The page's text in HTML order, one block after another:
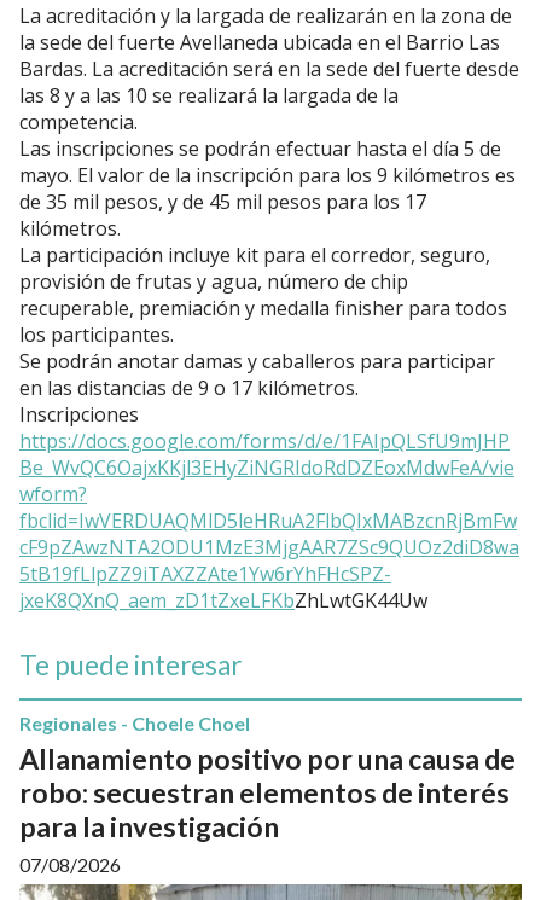
La acreditación y la largada de realizarán en la zona de
la sede del fuerte Avellaneda ubicada en el Barrio Las
Bardas. La acreditación será en la sede del fuerte desde
las 8 y a las 10 se realizará la largada de la
competencia.
Las inscripciones se podrán efectuar hasta el día 5 de
mayo. El valor de la inscripción para los 9 kilómetros es
de 35 mil pesos, y de 45 mil pesos para los 17
kilómetros.
La participación incluye kit para el corredor, seguro,
provisión de frutas y agua, número de chip
recuperable, premiación y medalla finisher para todos
los participantes.
Se podrán anotar damas y caballeros para participar
en las distancias de 9 o 17 kilómetros.
Inscripciones
https://docs.google.com/forms/d/e/1FAIpQLSfU9mJHP
Be_WvQC6OajxKKjl3EHyZiNGRIdoRdDZEoxMdwFeA/vie
wform?
fbclid=IwVERDUAQMlD5leHRuA2FlbQIxMABzcnRjBmFw
cF9pZAwzNTA2ODU1MzE3MjgAAR7ZSc9QUOz2diD8wa
5tB19fLlpZZ9iTAXZZAte1Yw6rYhFHcSPZ-
jxeK8QXnQ_aem_zD1tZxeLFKbZhLwtGK44Uw
Te puede interesar
Allanamiento positivo por una causa de
robo: secuestran elementos de interés
para la investigación
Regionales - Choele Choel
07/08/2026